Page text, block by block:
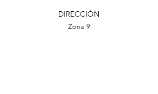
DIRECCIÓN
Zona 9